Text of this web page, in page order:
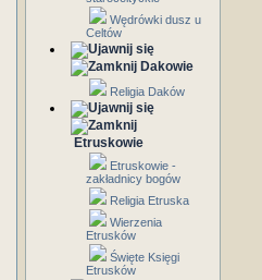
Wędrówki dusz u
Celtów
Dakowie
Religia Daków
Etruskowie
Etruskowie -
zakładnicy bogów
Religia Etruska
Wierzenia
Etrusków
Święte Księgi
Etrusków